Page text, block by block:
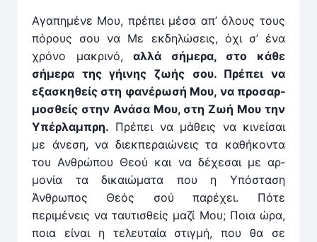
Αγαπημένε Μου, πρέπει μέσα απ’ όλους τους
πόρους σου να Με εκ­δηλώσεις, όχι σ’ ένα
χρόνο μακρινό,αλ­λά σήμερα, στο κάθε
σήμερα της γήινης ζωής σου. Πρέπει να
εξασκηθείς στη φανέρωσή Μου, να προσαρ­
μοσθείς στην Ανάσα Μου, στη Ζωή Μου την
Υπέρλαμπρη. Πρέπει να μάθεις να κινείσαι
με άνεση, να διεκπεραιώνεις τα καθή­κον­τα
του Ανθρώπου Θεού και να δέχεσαι με αρ­
μονία τα δικαιώματα που η Υπόσταση
Άνθρωπος Θεός σού παρέ­χει. Πότε
περιμένεις να ταυτισθείς μαζί Μου; Ποια ώρα,
ποια είναι η τελευταία στιγ­μή, που θα σε